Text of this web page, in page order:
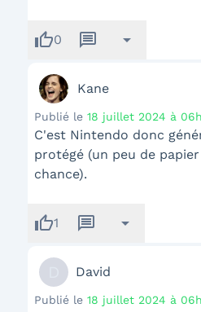
thumb_up0 message arrow_drop_down
Kane
Publié le 18 juillet 2024 à
C'est Nintendo donc
protégé (un peu de
chance).
thumb_up1 message arrow_drop_down
David
Publié le 18 juillet 2024 à